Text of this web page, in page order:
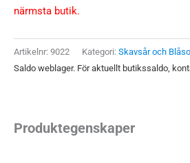
närmsta butik.
Artikelnr: 9022 Kategori: Skavsår och
Saldo weblager. För aktuellt butikssaldo,
Produktegenskaper